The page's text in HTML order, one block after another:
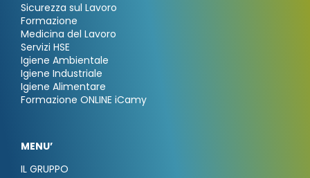
Sicurezza sul Lavoro
Formazione
Medicina del Lavoro
Servizi HSE
Igiene Ambientale
Igiene Industriale
Igiene Alimentare
Formazione ONLINE iCamy
MENU’
IL GRUPPO